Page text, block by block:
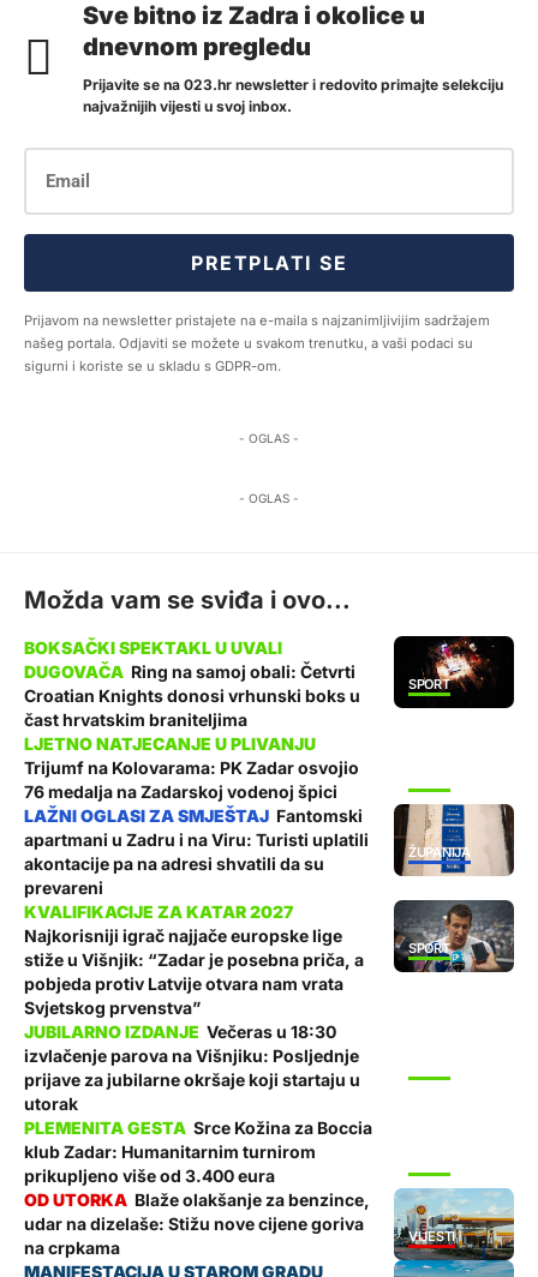
Sve bitno iz Zadra i okolice u
dnevnom pregledu
Prijavite se na 023.hr newsletter i redovito primajte selekciju
najvažnijih vijesti u svoj inbox.
PRETPLATI SE
Prijavom na newsletter pristajete na e-maila s najzanimljivijim sadržajem
našeg portala. Odjaviti se možete u svakom trenutku, a vaši podaci su
sigurni i koriste se u skladu s GDPR-om.
- OGLAS -
- OGLAS -
Možda vam se sviđa i ovo...
SPORT
Ring na samoj obali: Četvrti
Croatian Knights donosi vrhunski boks u
čast hrvatskim braniteljima
Trijumf na Kolovarama: PK Zadar osvojio
76 medalja na Zadarskoj vodenoj špici
ŽUPANIJA
Fantomski
apartmani u Zadru i na Viru: Turisti uplatili
akontacije pa na adresi shvatili da su
prevareni
SPORT
Najkorisniji igrač najjače europske lige
stiže u Višnjik: “Zadar je posebna priča, a
pobjeda protiv Latvije otvara nam vrata
Svjetskog prvenstva”
Večeras u 18:30
izvlačenje parova na Višnjiku: Posljednje
prijave za jubilarne okršaje koji startaju u
utorak
Srce Kožina za Boccia
klub Zadar: Humanitarnim turnirom
prikupljeno više od 3.400 eura
VIJESTI
Blaže olakšanje za benzince,
udar na dizelaše: Stižu nove cijene goriva
na crpkama